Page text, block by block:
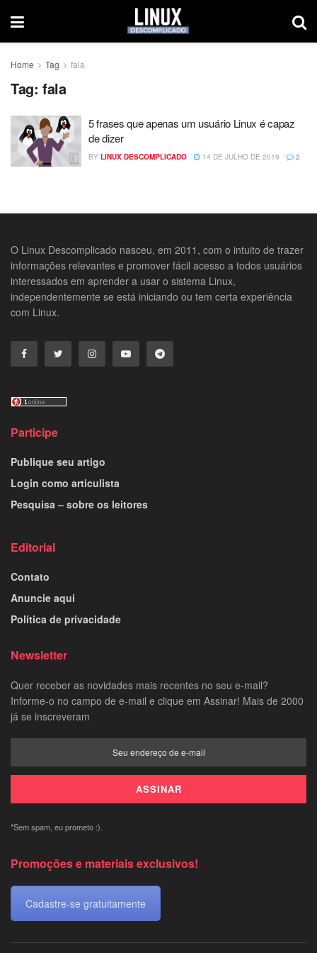
Home Tag fala
Tag: fala
5 frases que apenas um usuário Linux é capaz
de dizer
BY LINUX DESCOMPLICADO 14 DE JULHO DE 2019 2
O Linux Descomplicado nasceu, em 2011, com o intuito de trazer
informações relevantes e promover fácil acesso a todos usuários
interessados em aprender a usar o sistema Linux,
independentemente se está iniciando ou tem certa experiência
com Linux.
Participe
Publique seu artigo
Login como articulista
Pesquisa – sobre os leitores
Editorial
Contato
Anuncie aqui
Política de privacidade
Newsletter
Quer receber as novidades mais recentes no seu e-mail?
Informe-o no campo de e-mail e clique em Assinar! Mais de 2000
já se inscreveram
*Sem spam, eu prometo :).
Promoções e materiais exclusivos!
Cadastre-se gratuitamente